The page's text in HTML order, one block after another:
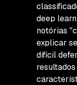
deep
notórias
explicar
difícil